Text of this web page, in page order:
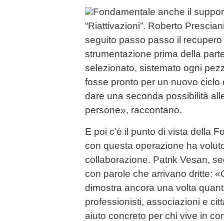
Fondamentale anche il
“Riattivazioni”. Roberto
seguito passo passo il
strumentazione prima della
selezionato, sistemato ogni
fosse pronto per un nuovo ciclo
dare una seconda possibilità
persone», raccontano.
E poi c’è il punto di vista della
con questa operazione ha
collaborazione. Patrik Vesan,
con parole che arrivano dritte:
dimostra ancora una volta
professionisti, associazioni e
aiuto concreto per chi vive in